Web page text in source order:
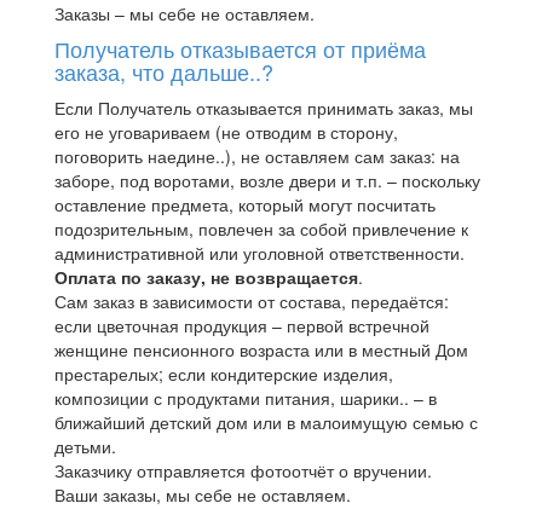
Заказы – мы себе не оставляем.
Получатель отказывается от приёма
заказа, что дальше..?
Если Получатель отказывается принимать заказ, мы
его не уговариваем (не отводим в сторону,
поговорить наедине..), не оставляем сам заказ: на
заборе, под воротами, возле двери и т.п. – поскольку
оставление предмета, который могут посчитать
подозрительным, повлечен за собой привлечение к
административной или уголовной ответственности.
Оплата по заказу, не возвращается.
Сам заказ в зависимости от состава, передаётся:
если цветочная продукция – первой встречной
женщине пенсионного возраста или в местный Дом
престарелых; если кондитерские изделия,
композиции с продуктами питания, шарики.. – в
ближайший детский дом или в малоимущую семью с
детьми.
Заказчику отправляется фотоотчёт о вручении.
Ваши заказы, мы себе не оставляем.